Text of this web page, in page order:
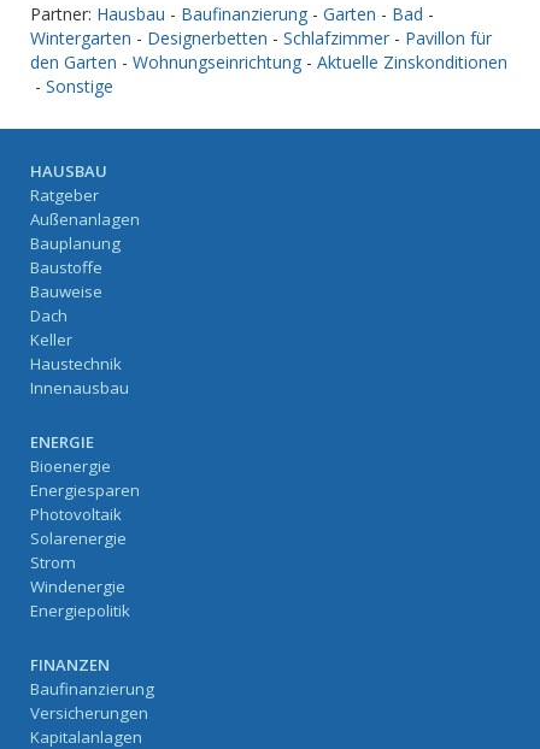
Partner: Hausbau - Baufinanzierung - Garten - Bad -
Wintergarten - Designerbetten - Schlafzimmer - Pavillon für
den Garten - Wohnungseinrichtung - Aktuelle Zinskonditionen
- Sonstige
HAUSBAU
Ratgeber
Außenanlagen
Bauplanung
Baustoffe
Bauweise
Dach
Keller
Haustechnik
Innenausbau
ENERGIE
Bioenergie
Energiesparen
Photovoltaik
Solarenergie
Strom
Windenergie
Energiepolitik
FINANZEN
Baufinanzierung
Versicherungen
Kapitalanlagen